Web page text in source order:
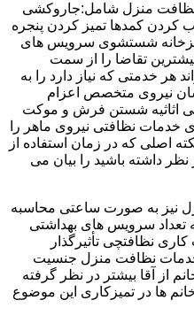
منزل شامل:جاروکشی
کمدها تمیز کردن پنجره
شستشوی سرویس های
تقاضا را از سمت
هر خدمتی که نیاز دارد را به
نیروی متخصص اعزام
اثاثیه شستن فرش و موکت
نظافتی نیروی ماهر را
اصلی که در زمان استفاده از
داشته باشید را بیان می
نیز به صورت ساعتی محاسبه
سرویس های بهداشتی
نظافتچی تأثیرگذار
نظافت منزل جنسیت
از آقا بیشتر در نظر گرفته
ها در تمیزکاری این موضوع